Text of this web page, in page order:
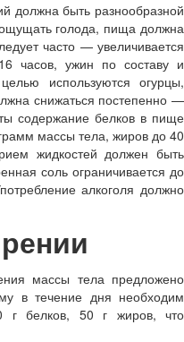
должна быть разнообразной
голода, пища должна
часто — увеличивается
ужин по составу и
используются огурцы,
снижаться постепенно —
содержание белков в пище
массы тела, жиров до 40
жидкостей должен быть
соль ограничивается до
алкоголя должно
массы тела предложено
в течение дня необходим
г белков, 50 г жиров, что